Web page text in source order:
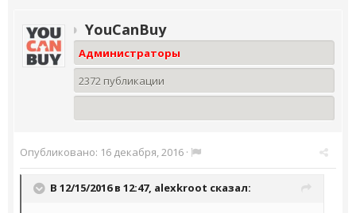
YouCanBuy
Администраторы
2372 публикации
Опубликовано: 16 декабря, 2016 ·
В 12/15/2016 в 12:47, alexkroot сказал: